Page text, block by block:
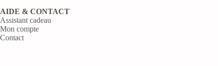
AIDE & CONTACT
Assistant cadeau
Mon compte
Contact